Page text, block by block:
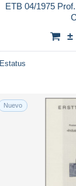
ETB 04/1975
±
Estatus
Nuevo